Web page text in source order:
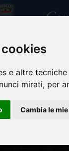
e altre
mirati, per
Cambia le